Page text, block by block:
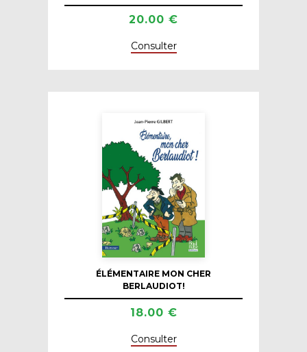
20.00 €
Consulter
ÉLÉMENTAIRE MON CHER
BERLAUDIOT!
18.00 €
Consulter